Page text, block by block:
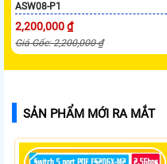
ASW08-P1
2,200,000 ₫
Giá Gốc: 2,200,000 ₫
SẢN PHẨM MỚI RA MẮT